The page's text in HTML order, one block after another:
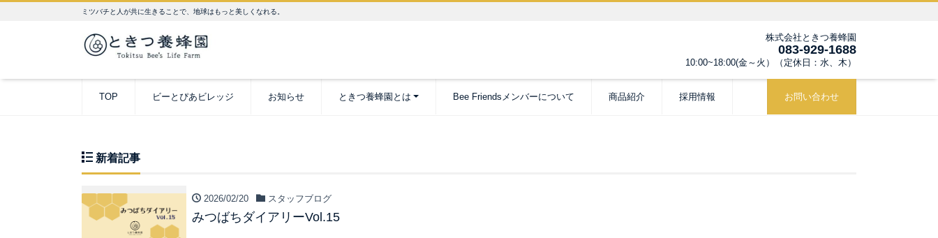
ミツバチと人が共に生きることで、地球はもっと美しくなれる。
株式会社ときつ養蜂園
083-929-1688
10:00~18:00(金～火）（定休日：水、木）
TOP ビーとぴあビレッジ お知らせ ときつ養蜂園とは Bee Friendsメンバーについて 商品紹介 採用情報 お問い合わせ
新着記事
2026/02/20 スタッフブログ
みつばちダイアリーVol.15